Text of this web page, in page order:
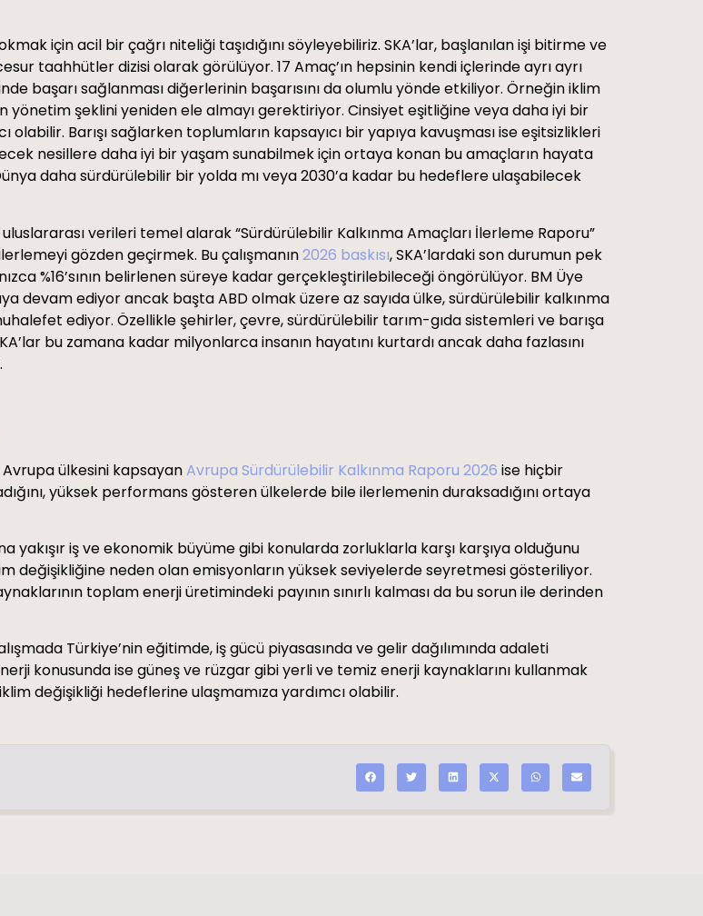
için acil bir çağrı niteliği taşıdığını söyleyebiliriz. SKA’lar, başlanılan işi bitirme ve
taahhütler dizisi olarak görülüyor. 17 Amaç’ın hepsinin kendi içlerinde ayrı ayrı
başarı sağlanması diğerlerinin başarısını da olumlu yönde etkiliyor. Örneğin iklim
yönetim şeklini yeniden ele almayı gerektiriyor. Cinsiyet eşitliğine veya daha iyi bir
Barışı sağlarken toplumların kapsayıcı bir yapıya kavuşması ise eşitsizlikleri
nesillere daha iyi bir yaşam sunabilmek için ortaya konan bu amaçların hayata
daha sürdürülebilir bir yolda mı veya 2030’a kadar bu hedeflere ulaşabilecek
uluslararası verileri temel alarak “Sürdürülebilir Kalkınma Amaçları İlerleme Raporu”
gözden geçirmek. Bu çalışmanın2026 baskısı, SKA’lardaki son durumun pek
%16’sının belirlenen süreye kadar gerçekleştirilebileceği öngörülüyor. BM Üye
devam ediyor ancak başta ABD olmak üzere az sayıda ülke, sürdürülebilir kalkınma
ediyor. Özellikle şehirler, çevre, sürdürülebilir tarım-gıda sistemleri ve barışa
bu zamana kadar milyonlarca insanın hayatını kurtardı ancak daha fazlasını
ülkesini kapsayanAvrupa Sürdürülebilir Kalkınma Raporu 2026 ise hiçbir
yüksek performans gösteren ülkelerde bile ilerlemenin duraksadığını ortaya
yakışır iş ve ekonomik büyüme gibi konularda zorluklarla karşı karşıya olduğunu
değişikliğine neden olan emisyonların yüksek seviyelerde seyretmesi gösteriliyor.
toplam enerji üretimindeki payının sınırlı kalması da bu sorun ile derinden
Türkiye’nin eğitimde, iş gücü piyasasında ve gelir dağılımında adaleti
konusunda ise güneş ve rüzgar gibi yerli ve temiz enerji kaynaklarını kullanmak
değişikliği hedeflerine ulaşmamıza yardımcı olabilir.